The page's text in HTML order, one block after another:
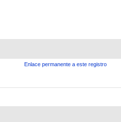
Enlace permanente a este registro